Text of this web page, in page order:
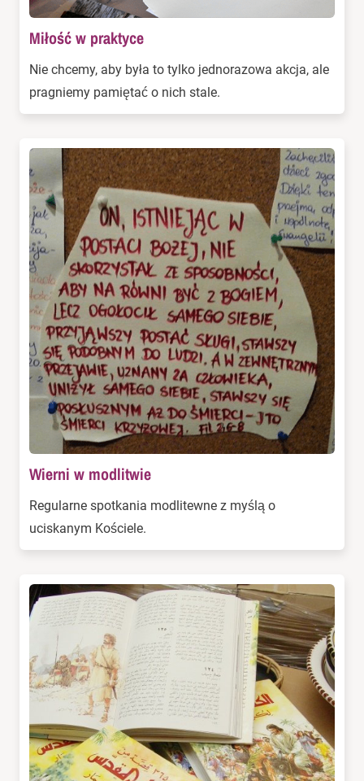
Miłość w praktyce
Nie chcemy, aby była to tylko jednorazowa akcja, ale
pragniemy pamiętać o nich stale.
Wierni w modlitwie
Regularne spotkania modlitewne z myślą o
uciskanym Kościele.